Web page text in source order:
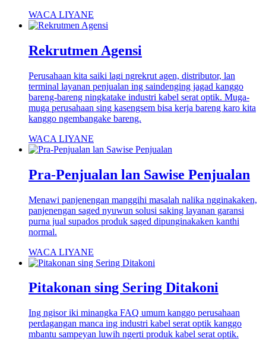
WACA LIYANE
Rekrutmen Agensi
Perusahaan kita saiki lagi ngrekrut agen, distributor, lan
terminal layanan penjualan ing saindenging jagad kanggo
bareng-bareng ningkatake industri kabel serat optik. Muga-
muga perusahaan sing kasengsem bisa kerja bareng karo kita
kanggo ngembangake bareng.
WACA LIYANE
Pra-Penjualan lan Sawise Penjualan
Menawi panjenengan manggihi masalah nalika ngginakaken,
panjenengan saged nyuwun solusi saking layanan garansi
purna jual supados produk saged dipunginakaken kanthi
normal.
WACA LIYANE
Pitakonan sing Sering Ditakoni
Ing ngisor iki minangka FAQ umum kanggo perusahaan
perdagangan manca ing industri kabel serat optik kanggo
mbantu sampeyan luwih ngerti produk kabel serat optik.